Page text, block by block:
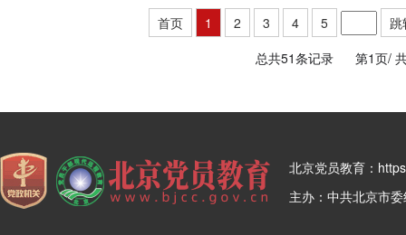
首页 1 2 3 4 5
跳
总共51条记录 第1页/
北京党员教育：
主办：中共北京市